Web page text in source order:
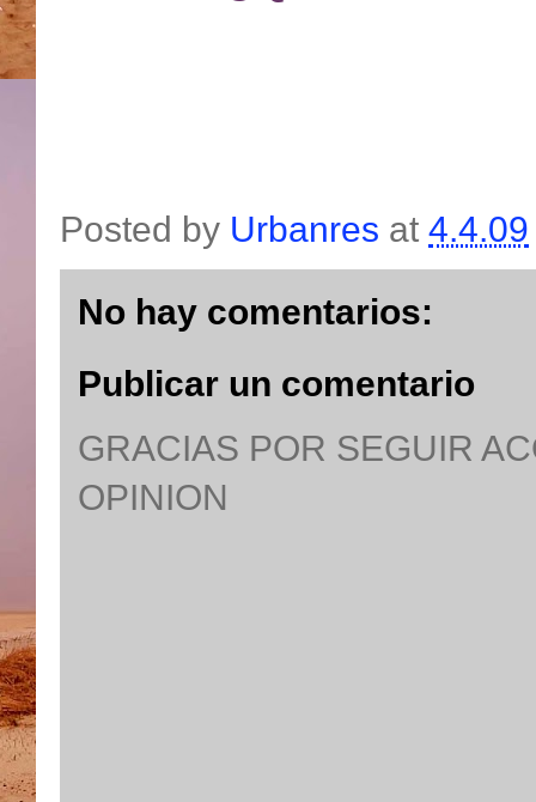
Posted by Urbanres at 4.4.09
No hay comentarios:
Publicar un comentario
GRACIAS POR SEGUIR
OPINION